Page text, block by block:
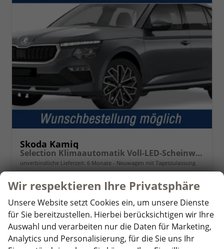
Skoda Kamiq
Selection Klimaautomatik Voll-LED-Scheinwerfer Tempomat
unverbindliche Lieferzeit: 6 Monate Neuwagen mit Tageszulassung
Fahrzeugnr. 345857 GetriebeSchalt. 6-Gang
Benzin 85 kW (116 PS)
22.295,– €
incl. 19% MwSt.
Details
Verbrauch kombiniert:5,50 l/100km
Wir respektieren Ihre Privatsphäre
Unsere Website setzt Cookies ein, um unsere Dienste
für Sie bereitzustellen. Hierbei berücksichtigen wir Ihre
Auswahl und verarbeiten nur die Daten für Marketing,
Analytics und Personalisierung, für die Sie uns Ihr